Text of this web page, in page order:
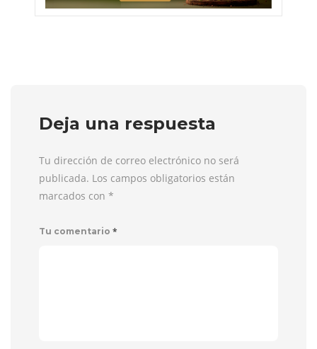
Deja una respuesta
Tu dirección de correo electrónico no será
publicada. Los campos obligatorios están
marcados con *
Tu comentario *